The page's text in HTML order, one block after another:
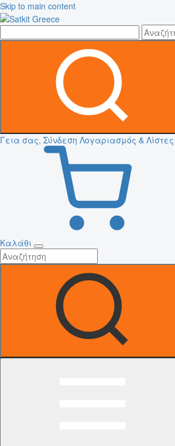
Skip to main content
Γεια σας, Σύνδεση Λογαριασμός & Λίστες
Καλάθι